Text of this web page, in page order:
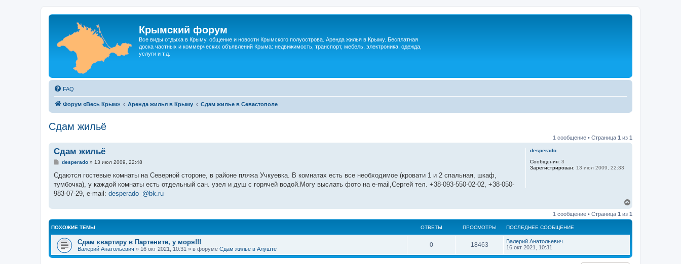
Крымский форум
Все виды отдыха в Крыму, общение и новости Крымского полуострова. Аренда жилья в Крыму. Бесплатная
доска частных и коммерческих объявлений Крыма: недвижимость, транспорт, мебель, электроника, одежда,
услуги и т.д.
FAQ
Форум «Весь Крым» Аренда жилья в Крыму Сдам жилье в Севастополе
Сдам жильё
1 сообщение • Страница 1 из 1
desperado
Сообщения: 3
Зарегистрирован: 13 июл 2009, 22:33
Сдам жильё
С
о
б
щ
е
е
desperado» 13 июл 2009, 22:48
Сдаются гостевые комнаты на Северной стороне, в районе пляжа Учкуевка. В комнатах есть все необходимое (кровати 1 и 2 спальная, шкаф,
тумбочка), у каждой комнаты есть отдельный сан. узел и душ с горячей водой.Могу выслать фото на e-mail,Сергей тел. +38-093-550-02-02, +38-050-
983-07-29, e-mail: desperado_@bk.ru
р
н
я
1 сообщение • Страница 1 из 1
ПОХОЖИЕ ТЕМЫ ОТВЕТЫ ПРОСМОТРЫ ПОСЛЕДНЕЕ СООБЩЕНИЕ
Сдам квартиру в Партените, у моря!!!
Валерий Анатольевич » 16 окт 2021, 10:31 » в форуме Сдам жилье в Алуште
0 18463
Валерий Анатольевич
16 окт 2021, 10:31